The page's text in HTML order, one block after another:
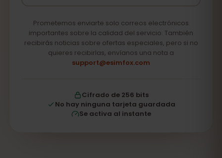
Prometemos enviarte solo correos electrónicos
importantes sobre la calidad del servicio. También
recibirás noticias sobre ofertas especiales, pero si no
quieres recibirlas, envíanos una nota a
support@esimfox.com
Cifrado de 256 bits
No hay ninguna tarjeta guardada
Se activa al instante